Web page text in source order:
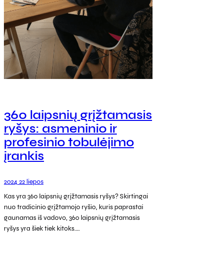
360 laipsnių grįžtamasis
ryšys: asmeninio ir
profesinio tobulėjimo
įrankis
2024 22 liepos
Kas yra 360 laipsnių grįžtamasis ryšys? Skirtingai
nuo tradicinio grįžtamojo ryšio, kuris paprastai
gaunamas iš vadovo, 360 laipsnių grįžtamasis
ryšys yra šiek tiek kitoks.…